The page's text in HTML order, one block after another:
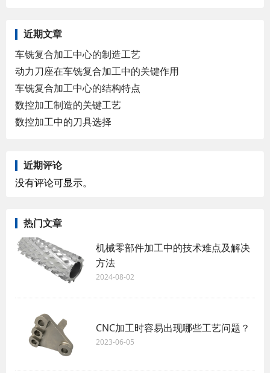
近期文章
车铣复合加工中心的制造工艺
动力刀座在车铣复合加工中的关键作用
车铣复合加工中心的结构特点
数控加工制造的关键工艺
数控加工中的刀具选择
近期评论
没有评论可显示。
热门文章
机械零部件加工中的技术难点及解决
方法
2024-08-02
CNC加工时容易出现哪些工艺问题？
2023-06-05